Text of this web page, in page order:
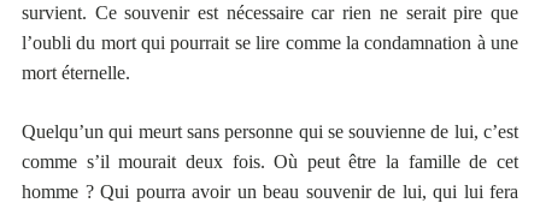
survient. Ce souvenir est nécessaire car rien ne serait pire que
l’oubli du mort qui pourrait se lire comme la condamnation à une
mort éternelle.
Quelqu’un qui meurt sans personne qui se souvienne de lui, c’est
comme s’il mourait deux fois. Où peut être la famille de cet
homme ? Qui pourra avoir un beau souvenir de lui, qui lui fera